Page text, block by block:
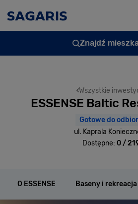
Znajdź
Wszystkie
ESSENSE Baltic
Gotowe do
ul. Kaprala
Dostępne: 0 /
O ESSENSE Baseny i rekreacja